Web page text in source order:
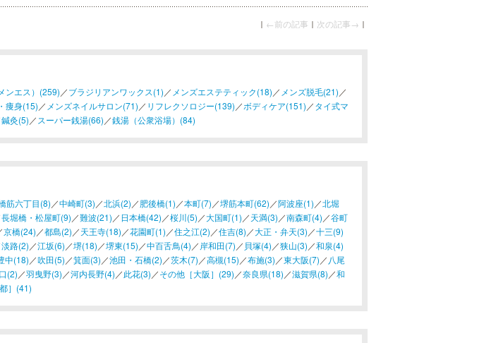
｜ ←前の記事 ｜ 次の記事→ ｜
ンエス）(259) ／ブラジリアンワックス(1) ／ メンズエステティック(18) ／ メンズ脱毛(21) ／
痩身(15) ／ メンズネイルサロン(71) ／ リフレクソロジー(139) ／ボディケア(151) ／タイ式マ
鍼灸(5) ／ スーパー銭湯(66) ／銭湯（公衆浴場）(84)
筋六丁目(8) ／中崎町(3) ／北浜(2) ／肥後橋(1) ／本町(7) ／堺筋本町(62) ／阿波座(1) ／北堀
長堀橋・松屋町(9) ／難波(21) ／日本橋(42) ／桜川(5) ／大国町(1) ／天満(3) ／南森町(4) ／谷町
京橋(24) ／都島(2) ／天王寺(18) ／花園町(1) ／住之江(2) ／住吉(8) ／大正・弁天(3) ／十三(9)
淡路(2) ／江坂(6) ／堺(18) ／堺東(15) ／中百舌鳥(4) ／ 岸和田(7) ／ 貝塚(4) ／狭山(3) ／和泉(4)
中(18) ／吹田(5) ／箕面(3) ／池田・石橋(2) ／茨木(7) ／高槻(15) ／布施(3) ／東大阪(7) ／ 八尾
(2) ／羽曳野(3) ／河内長野(4) ／此花(3) ／その他［大阪］(29) ／奈良県(18) ／滋賀県(8) ／和
］(41)